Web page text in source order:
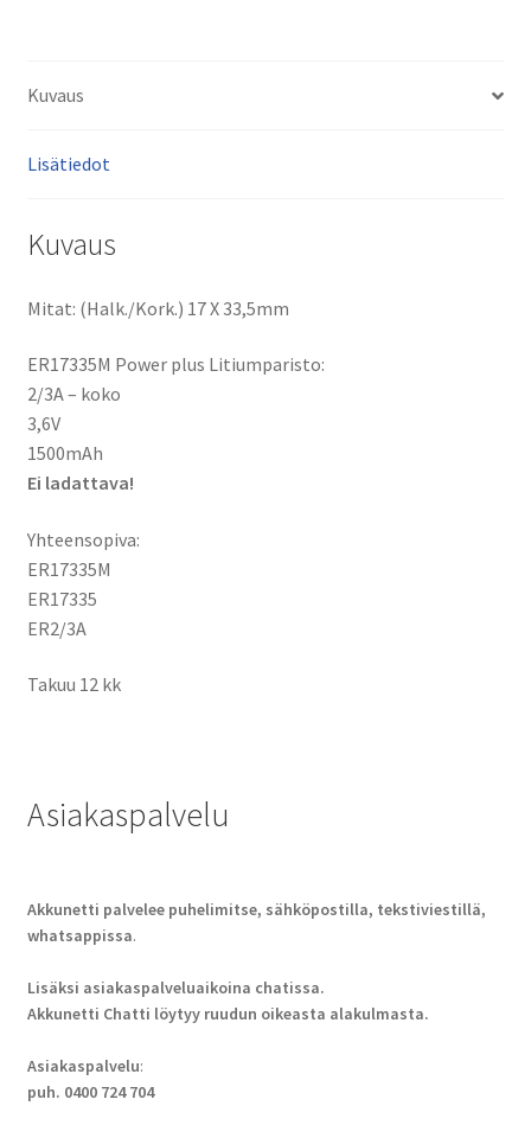
33,5mm
Kuvaus
Lisätiedot
Kuvaus
Mitat: (Halk./Kork.) 17 X 33,5mm
ER17335M Power plus Litiumparisto:
2/3A – koko
3,6V
1500mAh
Ei ladattava!
Yhteensopiva:
ER17335M
ER17335
ER2/3A
Takuu 12 kk
Asiakaspalvelu
Akkunetti palvelee puhelimitse, sähköpostilla, tekstiviestillä,
whatsappissa.
Lisäksi asiakaspalveluaikoina chatissa.
Akkunetti Chatti löytyy ruudun oikeasta alakulmasta.
Asiakaspalvelu:
puh. 0400 724 704